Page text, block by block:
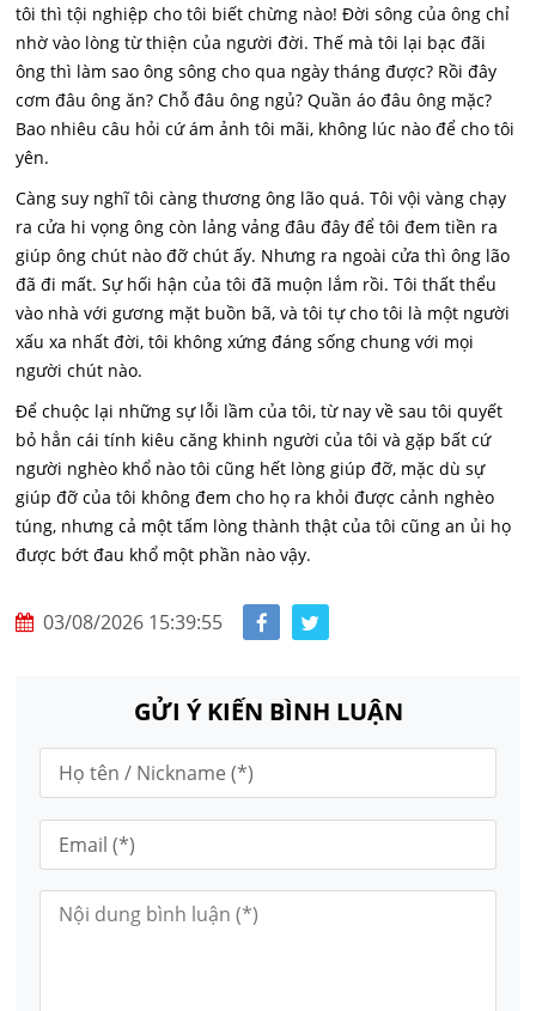
tôi thì tội nghiệp cho tôi biết chừng nào! Đời sông của ông chỉ
nhờ vào lòng từ thiện của người đời. Thế mà tôi lại bạc đãi
ông thì làm sao ông sông cho qua ngày tháng được? Rồi đây
cơm đâu ông ăn? Chỗ đâu ông ngủ? Quần áo đâu ông mặc?
Bao nhiêu câu hỏi cứ ám ảnh tôi mãi, không lúc nào để cho tôi
yên.
Càng suy nghĩ tôi càng thương ông lão quá. Tôi vội vàng chạy
ra cửa hi vọng ông còn lảng vảng đâu đây để tôi đem tiền ra
giúp ông chút nào đỡ chút ấy. Nhưng ra ngoài cửa thì ông lão
đã đi mất. Sự hối hận của tôi đã muộn lắm rồi. Tôi thất thểu
vào nhà với gương mặt buồn bã, và tôi tự cho tôi là một người
xấu xa nhất đời, tôi không xứng đáng sống chung với mọi
người chút nào.
Để chuộc lại những sự lỗi lầm của tôi, từ nay về sau tôi quyết
bỏ hẳn cái tính kiêu căng khinh người của tôi và gặp bất cứ
người nghèo khổ nào tôi cũng hết lòng giúp đỡ, mặc dù sự
giúp đỡ của tôi không đem cho họ ra khỏi được cảnh nghèo
túng, nhưng cả một tấm lòng thành thật của tôi cũng an ủi họ
được bớt đau khổ một phần nào vậy.
03/08/2026 15:39:55
GỬI Ý KIẾN BÌNH LUẬN